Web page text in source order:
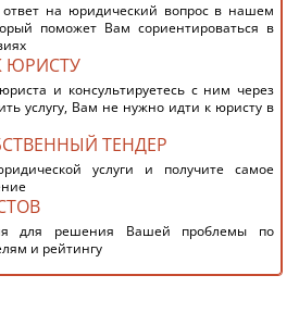
на юридический вопрос в нашем
поможет Вам сориентироваться в
ЮРИСТУ
и консультируетесь с ним через
услугу, Вам не нужно идти к юристу в
ТЕНДЕР
услуги и получите самое
для решения Вашей проблемы по
и рейтингу